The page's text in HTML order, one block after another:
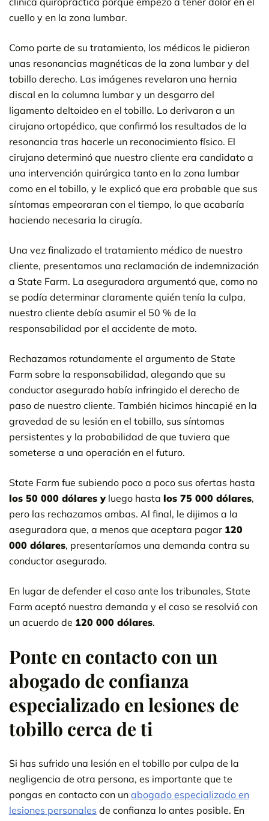
cuello y en la zona lumbar.
Como parte de su tratamiento, los médicos le pidieron
unas resonancias magnéticas de la zona lumbar y del
tobillo derecho. Las imágenes revelaron una hernia
discal en la columna lumbar y un desgarro del
ligamento deltoideo en el tobillo. Lo derivaron a un
cirujano ortopédico, que confirmó los resultados de la
resonancia tras hacerle un reconocimiento físico. El
cirujano determinó que nuestro cliente era candidato a
una intervención quirúrgica tanto en la zona lumbar
como en el tobillo, y le explicó que era probable que sus
síntomas empeoraran con el tiempo, lo que acabaría
haciendo necesaria la cirugía.
Una vez finalizado el tratamiento médico de nuestro
cliente, presentamos una reclamación de indemnización
a State Farm. La aseguradora argumentó que, como no
se podía determinar claramente quién tenía la culpa,
nuestro cliente debía asumir el 50 % de la
responsabilidad por el accidente de moto.
Rechazamos rotundamente el argumento de State
Farm sobre la responsabilidad, alegando que su
conductor asegurado había infringido el derecho de
paso de nuestro cliente. También hicimos hincapié en la
gravedad de su lesión en el tobillo, sus síntomas
persistentes y la probabilidad de que tuviera que
someterse a una operación en el futuro.
State Farm fue subiendo poco a poco sus ofertas hasta
los 50 000 dólares y luego hasta los 75 000 dólares,
pero las rechazamos ambas. Al final, le dijimos a la
aseguradora que, a menos que aceptara pagar 120
000 dólares, presentaríamos una demanda contra su
conductor asegurado.
En lugar de defender el caso ante los tribunales, State
Farm aceptó nuestra demanda y el caso se resolvió con
un acuerdo de 120 000 dólares.
Ponte en contacto con un
abogado de confianza
especializado en lesiones de
tobillo cerca de ti
Si has sufrido una lesión en el tobillo por culpa de la
negligencia de otra persona, es importante que te
pongas en contacto con un abogado especializado en
lesiones personales de confianza lo antes posible. En